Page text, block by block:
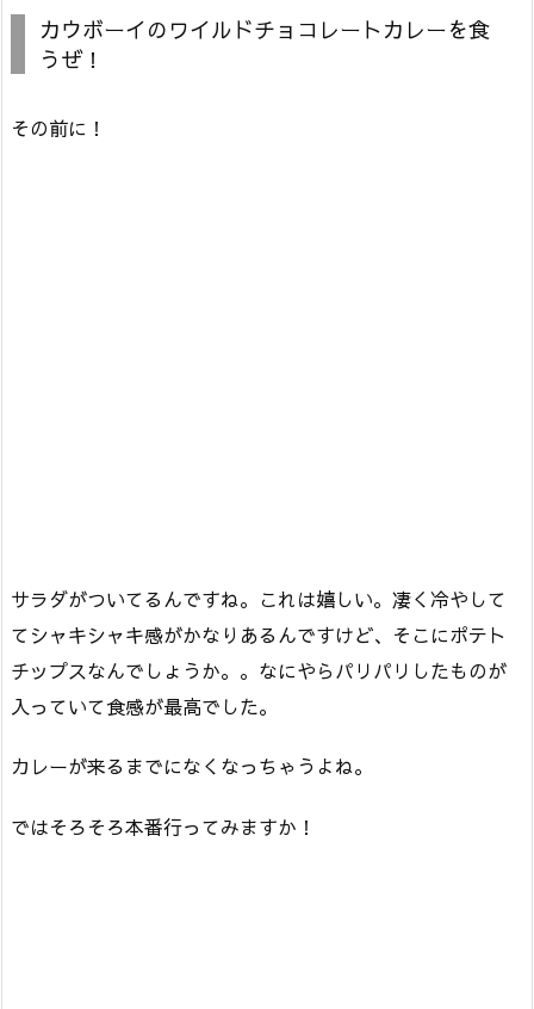
カウボーイのワイルドチョコレートカレーを食
うぜ！
その前に！
サラダがついてるんですね。これは嬉しい。凄く冷やして
てシャキシャキ感がかなりあるんですけど、そこにポテト
チップスなんでしょうか。。なにやらパリパリしたものが
入っていて食感が最高でした。
カレーが来るまでになくなっちゃうよね。
ではそろそろ本番行ってみますか！